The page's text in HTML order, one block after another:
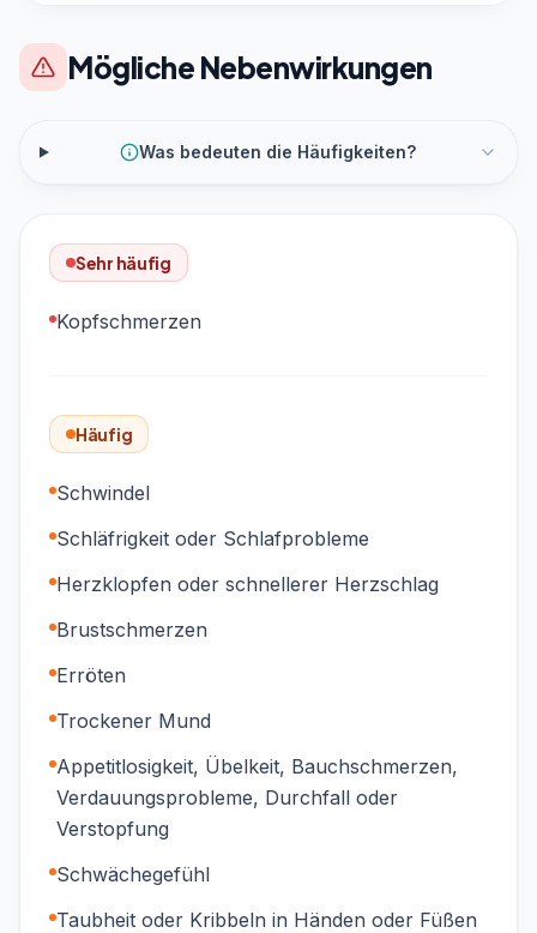
Mögliche Nebenwirkungen
Was bedeuten die Häufigkeiten?
Sehr häufig
Kopfschmerzen
Häufig
Schwindel
Schläfrigkeit oder Schlafprobleme
Herzklopfen oder schnellerer Herzschlag
Brustschmerzen
Erröten
Trockener Mund
Appetitlosigkeit, Übelkeit, Bauchschmerzen,
Verdauungsprobleme, Durchfall oder
Verstopfung
Schwächegefühl
Taubheit oder Kribbeln in Händen oder Füßen